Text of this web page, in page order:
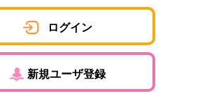
ログイン
新規ユーザ登録